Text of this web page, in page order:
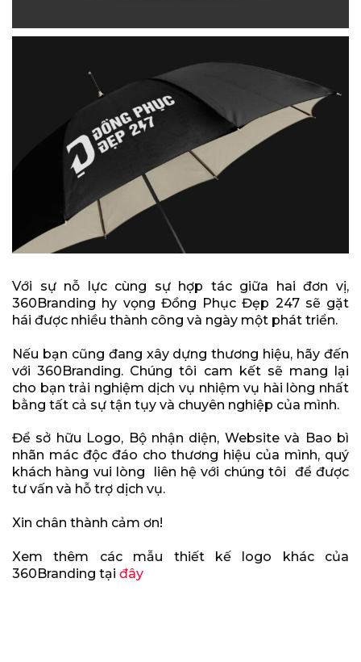
Với sự nỗ lực cùng sự hợp tác giữa hai đơn vị,
360Branding hy vọng Đồng Phục Đẹp 247 sẽ gặt
hái được nhiều thành công và ngày một phát triển.
Nếu bạn cũng đang xây dựng thương hiệu, hãy đến
với 360Branding. Chúng tôi cam kết sẽ mang lại
cho bạn trải nghiệm dịch vụ nhiệm vụ hài lòng nhất
bằng tất cả sự tận tụy và chuyên nghiệp của mình.
Để sở hữu Logo, Bộ nhận diện, Website và Bao bì
nhãn mác độc đáo cho thương hiệu của mình, quý
khách hàng vui lòng liên hệ với chúng tôi để được
tư vấn và hỗ trợ dịch vụ.
Xin chân thành cảm ơn!
Xem thêm các mẫu thiết kế logo khác của
360Branding tại đây